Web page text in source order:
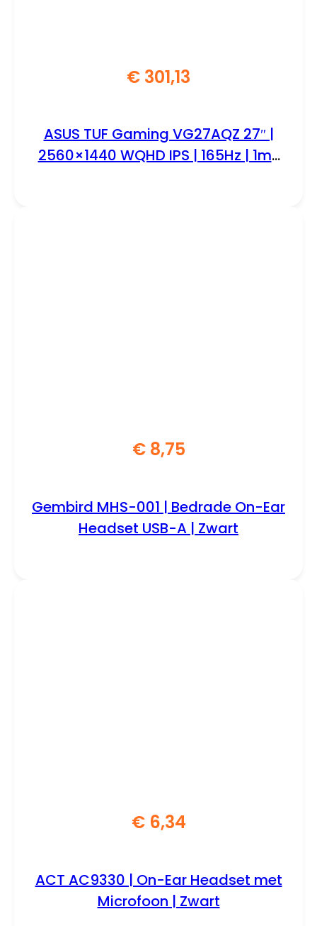
€ 301,13
ASUS TUF Gaming VG27AQZ 27″ |
2560×1440 WQHD IPS | 165Hz | 1ms
€8,75
Gembird MHS-001 | Bedrade On-Ear
Headset USB-A | Zwart
€6,34
ACT AC9330 | On-Ear Headset met
Microfoon | Zwart